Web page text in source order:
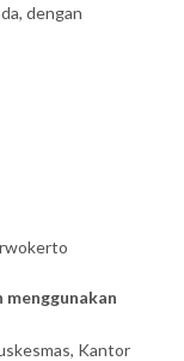
dengan
menggunakan
Kantor